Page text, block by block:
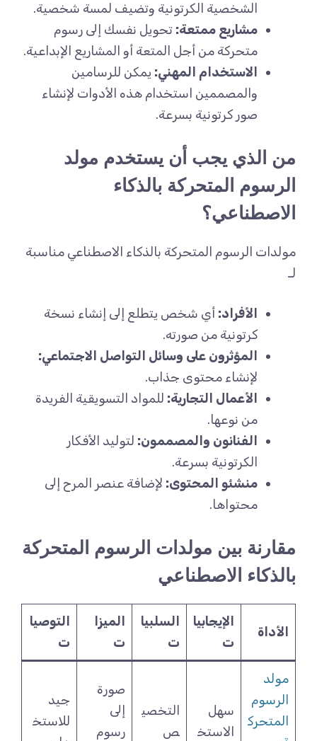
الشخصية الكرتونية وتضيف لمسة شخصية.
مشاريع ممتعة:تحويل نفسك إلى رسوم
متحركة من أجل المتعة أو المشاريع الإبداعية.
الاستخدام المهني:يمكن للرسامين
والمصممين استخدام هذه الأدوات لإنشاء
صور كرتونية بسرعة.
من الذي يجب أن يستخدم مولد
الرسوم المتحركة بالذكاء
الاصطناعي؟
مولدات الرسوم المتحركة بالذكاء الاصطناعي مناسبة
الأفراد:أي شخص يتطلع إلى إنشاء نسخة
كرتونية من صورته.
المؤثرون على وسائل التواصل الاجتماعي:
لإنشاء محتوى جذاب.
الأعمال التجارية:للمواد التسويقية الفريدة
من نوعها.
الفنانون والمصممون:لتوليد الأفكار
الكرتونية بسرعة.
منشئو المحتوى:لإضافة عنصر المرح إلى
محتواها.
مقارنة بين مولدات الرسوم المتحركة
بالذكاء الاصطناعي
الأداة
الإيجابيا
السلبيا
الميزا
التوصيا
مولد
الرسوم
المتحرك
سهل
الاستخ
التخصي
ص
صورة
إلى
رسوم
للاستخ